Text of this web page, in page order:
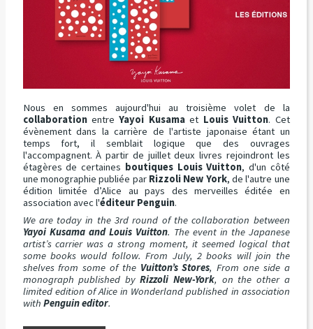
Nous en sommes aujourd'hui au troisième volet de la
collaborationentreYayoi Kusamaet Louis Vuitton. Cet
évènement dans la carrière de l'artiste japonaise étant un
temps fort, il semblait logique que des ouvrages
l'accompagnent. À partir de juillet deux livres rejoindront les
étagères de certaines boutiques Louis Vuitton, d'un côté
une monographie publiée par Rizzoli New York, de l'autre une
édition limitée d’Alice au pays des merveilles éditée en
association avec l'éditeur Penguin.
We are today in the 3rd round of the collaboration between
Yayoi Kusama and Louis Vuitton. The event in the Japanese
artist’s carrier was a strong moment, it seemed logical that
some books would follow. From July, 2 books will join the
shelves from some of the Vuitton’s Stores, From one side a
monograph published byRizzoli New-York, on the other a
limited edition of Alice in Wonderland published in association
with Penguin editor.